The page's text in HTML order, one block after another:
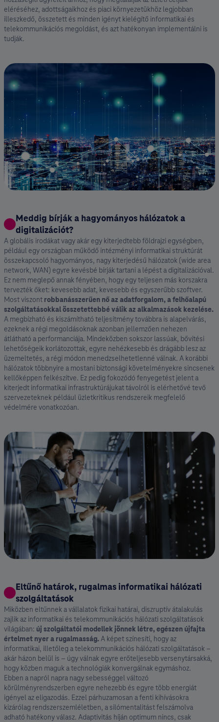
eléréséhez, adottságaikhoz és piaci környezetükhöz legjobban
illeszkedő, összetett és minden igényt kielégítő informatikai és
telekommunikációs megoldást, és azt hatékonyan implementálni is
tudják.
Meddig bírják a hagyományos hálózatok a
digitalizációt?
A globális irodákat vagy akár egy kiterjedtebb földrajzi egységben,
például egy országban működő intézményi informatikai struktúrát
összekapcsoló hagyományos, nagy kiterjedésű hálózatok (wide area
network, WAN) egyre kevésbé bírják tartani a lépést a digitalizációval.
Ez nem meglepő annak fényében, hogy egy teljesen más korszakra
tervezték őket: kevesebb adat, kevesebb és egyszerűbb szoftver.
Most viszont robbanásszerűen nő az adatforgalom, a felhőalapú
szolgáltatásokkal összetettebbé válik az alkalmazások kezelése⁣.
A megbízható és kiszámítható teljesítmény továbbra is alapelvárás,
ezeknek a régi megoldásoknak azonban jellemzően nehezen
átlátható a performanciája. Mindeközben sokszor lassúak, bővítési
lehetőségeik korlátozottak, egyre nehézkesebb és drágább lesz az
üzemeltetés, a régi módon menedzselhetetlenné válnak. A korábbi
hálózatok többnyire a mostani biztonsági követelményekre sincsenek
kellőképpen felkészítve. Ez pedig fokozódó fenyegetést jelent a
kiterjedt informatikai infrastruktúrájukat távolról is elérhetővé tevő
szervezeteknek például üzletkritikus rendszereik megfelelő
védelmére vonatkozóan.
Eltűnő határok, rugalmas informatikai hálózati
szolgáltatások
Miközben eltűnnek a vállalatok fizikai határai, diszruptív átalakulás
zajlik az informatikai és telekommunikációs hálózati szolgáltatások
világában: új szolgáltatói modellek jönnek létre, egészen újfajta
értelmet nyer a rugalmasság⁣. A képet színesíti, hogy az
informatikai, illetőleg a telekommunikációs hálózati szolgáltatások –
akár házon belül is – úgy válnak egyre erőteljesebb versenytársakká,
hogy közben maguk a technológiák konvergálnak egymáshoz.
Ebben a napról napra nagy sebességgel változó
körülményrendszerben egyre nehezebb és egyre több energiát
igényel az eligazodás. Ezzel párhuzamosan a fenti kihívásokra
kizárólag rendszerszemléletben, a silómentalitást felszámolva
adható hatékony válasz. Adaptivitás híján optimum nincs, csak